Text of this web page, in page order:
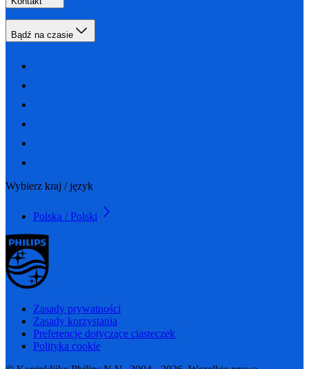
Bądź na czasie
Wybierz kraj / język
Polska / Polski
Zasady prywatności
Zasady korzystania
Preferencje dotyczące ciasteczek
Polityka cookie